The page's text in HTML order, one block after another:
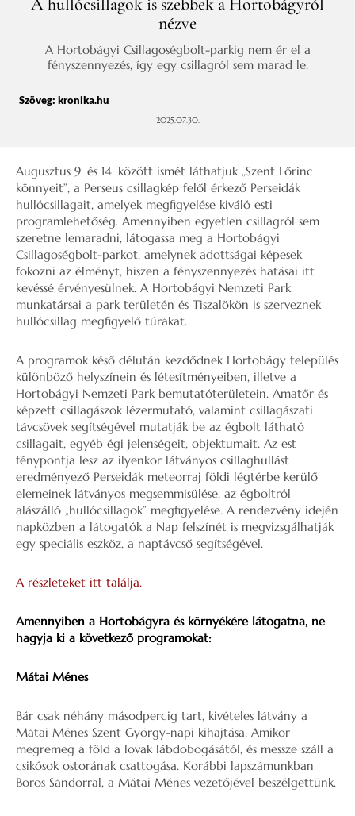
nézve
A Hortobágyi Csillagoségbolt-parkig nem ér el a
fényszennyezés, így egy csillagról sem marad le.
Szöveg: kronika.hu
2025.07.30.
Augusztus 9. és 14. között ismét láthatjuk „Szent Lőrinc
könnyeit”, a Perseus csillagkép felől érkező Perseidák
hullócsillagait, amelyek megfigyelése kiváló esti
programlehetőség. Amennyiben egyetlen csillagról sem
szeretne lemaradni, látogassa meg a Hortobágyi
Csillagoségbolt-parkot, amelynek adottságai képesek
fokozni az élményt, hiszen a fényszennyezés hatásai itt
kevéssé érvényesülnek. A Hortobágyi Nemzeti Park
munkatársai a park területén és Tiszalökön is szerveznek
hullócsillag megfigyelő túrákat.
A programok késő délután kezdődnek Hortobágy település
különböző helyszínein és létesítményeiben, illetve a
Hortobágyi Nemzeti Park bemutatóterületein. Amatőr és
képzett csillagászok lézermutató, valamint csillagászati
távcsövek segítségével mutatják be az égbolt látható
csillagait, egyéb égi jelenségeit, objektumait. Az est
fénypontja lesz az ilyenkor látványos csillaghullást
eredményező Perseidák meteorraj földi légtérbe kerülő
elemeinek látványos megsemmisülése, az égboltról
alászálló „hullócsillagok” megfigyelése. A rendezvény idején
napközben a látogatók a Nap felszínét is megvizsgálhatják
egy speciális eszköz, a naptávcső segítségével.
A részleteket itt találja.
Amennyiben a Hortobágyra és környékére látogatna, ne
hagyja ki a következő programokat:
Mátai Ménes
Bár csak néhány másodpercig tart, kivételes látvány a
Mátai Ménes Szent György-napi kihajtása. Amikor
megremeg a föld a lovak lábdobogásától, és messze száll a
csikósok ostorának csattogása. Korábbi lapszámunkban
Boros Sándorral, a Mátai Ménes vezetőjével beszélgettünk.